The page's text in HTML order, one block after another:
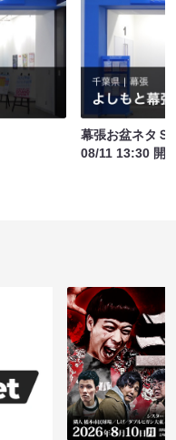
幕張お盆ネタＳ
08/11 13:30 開